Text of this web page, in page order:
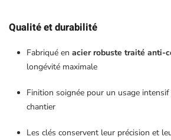
Qualité et durabilité
Fabriqué en acier robuste traité anti-
longévité maximale
Finition soignée pour un usage
chantier
Les clés conservent leur précision et